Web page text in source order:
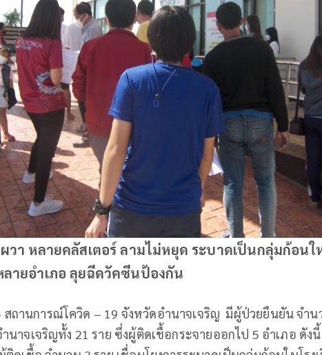
วา หลายคลัสเตอร์ ลามไม่หยุด ระบาดเป็นกลุ่มก้อน
ลายอำเภอ ลุยฉีดวัคซีนป้องกัน
สถานการณ์โควิด – 19 จังหวัดอำนาจเจริญ มีผู้ป่วยยืนยัน จำน
นาจเจริญทั้ง 21 ราย ซึ่งผู้ติดเชื้อกระจายออกไป 5 อำเภอ ดังนี้